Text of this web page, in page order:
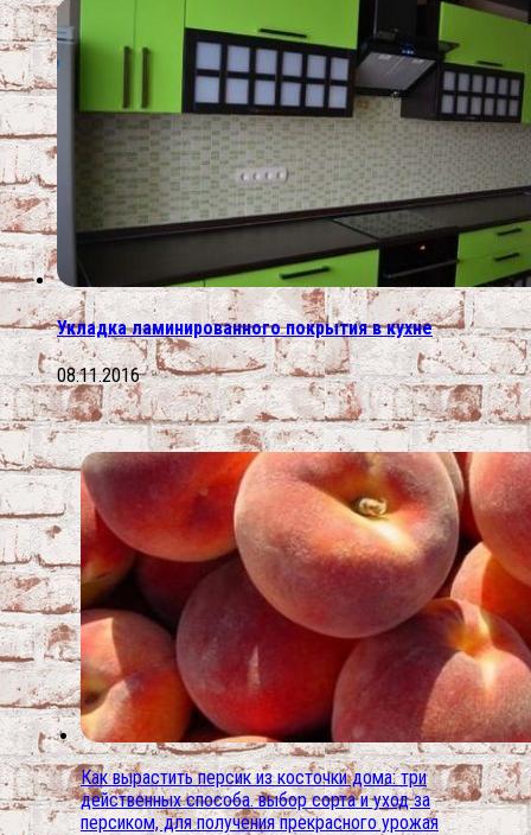
Укладка ламинированного покрытия в кухне
08.11.2016
Как вырастить персик из косточки дома: три
действенных способа. выбор сорта и уход за
персиком, для получения прекрасного урожая